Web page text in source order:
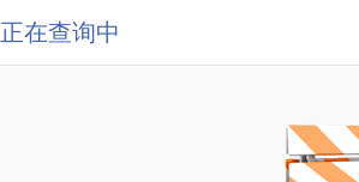
正在查询中